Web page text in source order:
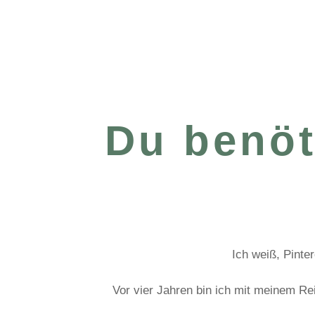
Du
Ich weiß,
Vor vier Jahren bin ich mit meinem